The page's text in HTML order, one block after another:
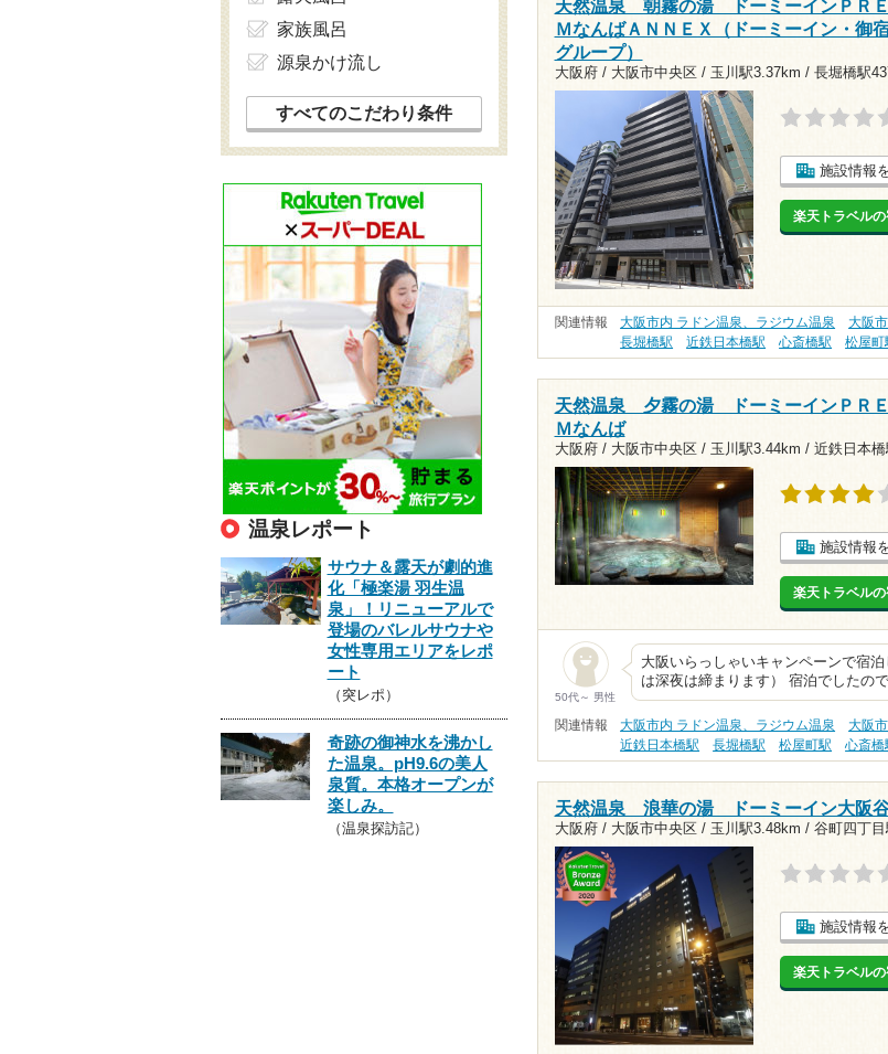
天然温泉 朝霧の湯 ドーミーインＰＲ
ＭなんばＡＮＮＥＸ（ドーミーイン・御
グループ）
大阪府 / 大阪市中央区 / 玉川駅3.37km / 長堀橋駅
施設情報
楽天トラベル
関連情報 大阪市内 ラドン温泉、ラジウム温泉 大阪
長堀橋駅
近鉄日本橋駅 心斎橋駅 松屋町
天然温泉 夕霧の湯 ドーミーインＰＲ
Ｍなんば
大阪府 / 大阪市中央区 / 玉川駅3.44km / 近鉄日本
施設情報
楽天トラベル
50代～ 男性
大阪いらっしゃいキャンペーンで宿
は深夜は締まります） 宿泊でしたの
関連情報 大阪市内 ラドン温泉、ラジウム温泉 大阪
近鉄日本橋駅
長堀橋駅 松屋町駅 心斎橋
天然温泉 浪華の湯 ドーミーイン大阪
大阪府 / 大阪市中央区 / 玉川駅3.48km / 谷町四丁
施設情報
楽天トラベル
家族風呂
源泉かけ流し
すべてのこだわり条件
温泉レポート
サウナ＆露天が劇的進
化「極楽湯 羽生温
泉」！リニューアルで
登場のバレルサウナや
女性専用エリアをレポ
ート
（突レポ）
奇跡の御神水を沸かし
た温泉。pH9.6の美人
泉質。本格オープンが
楽しみ。
（温泉探訪記）